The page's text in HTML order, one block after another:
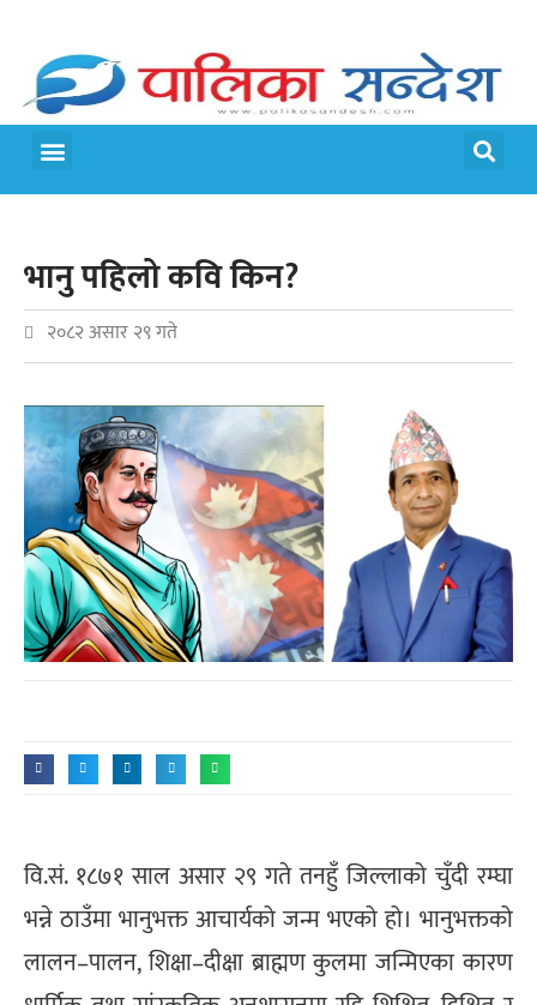
भानु पहिलो कवि किन?
२०८२ असार २९ गते
वि.सं. १८७१ साल असार २९ गते तनहुँ जिल्लाको चुँदी रम्घा
भन्ने ठाउँमा भानुभक्त आचार्यको जन्म भएको हो। भानुभक्तको
लालन–पालन, शिक्षा–दीक्षा ब्राह्मण कुलमा जन्मिएका कारण